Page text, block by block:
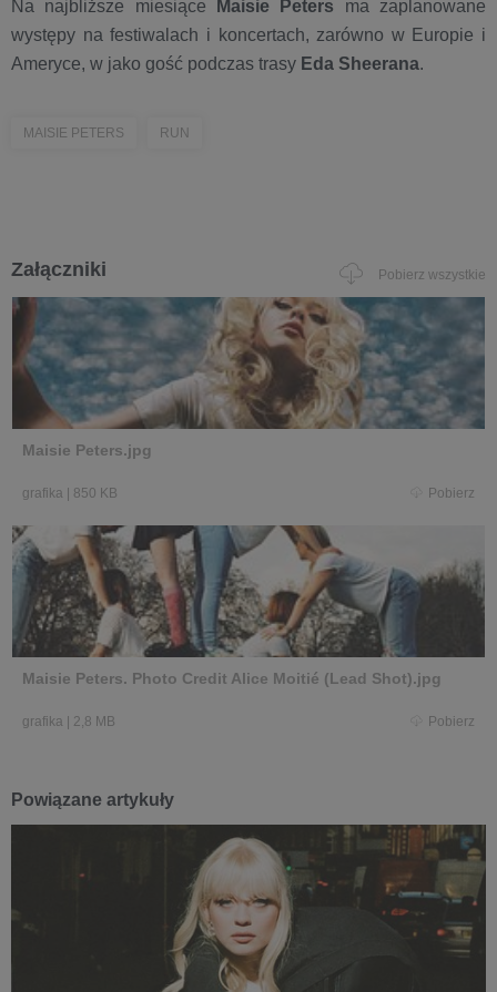
Na najbliższe miesiące Maisie Peters ma zaplanowane
występy na festiwalach i koncertach, zarówno w Europie i
Ameryce, w jako gość podczas trasy Eda Sheerana.
MAISIE PETERS RUN
Załączniki Pobierz wszystkie
Maisie Peters.jpg
grafika 850 KB Pobierz
Maisie Peters. Photo Credit Alice Moitié (Lead Shot).jpg
grafika 2,8 MB Pobierz
Powiązane artykuły